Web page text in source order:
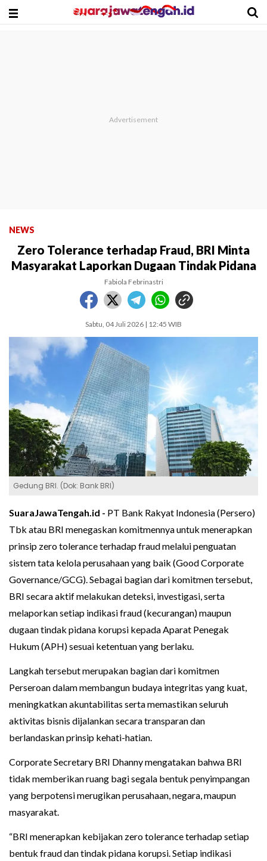
NEWS
Zero Tolerance terhadap Fraud, BRI Minta
Masyarakat Laporkan Dugaan Tindak Pidana
Fabiola Febrinastri
Sabtu, 04 Juli 2026 | 12:45 WIB
Gedung BRI. (Dok: Bank BRI)
SuaraJawaTengah.id - PT Bank Rakyat Indonesia (Persero)
Tbk atau BRI menegaskan komitmennya untuk menerapkan
prinsip zero tolerance terhadap fraud melalui penguatan
sistem tata kelola perusahaan yang baik (Good Corporate
Governance/GCG). Sebagai bagian dari komitmen tersebut,
BRI secara aktif melakukan deteksi, investigasi, serta
melaporkan setiap indikasi fraud (kecurangan) maupun
dugaan tindak pidana korupsi kepada Aparat Penegak
Hukum (APH) sesuai ketentuan yang berlaku.
Langkah tersebut merupakan bagian dari komitmen
Perseroan dalam membangun budaya integritas yang kuat,
meningkatkan akuntabilitas serta memastikan seluruh
aktivitas bisnis dijalankan secara transparan dan
berlandaskan prinsip kehati-hatian.
Corporate Secretary BRI Dhanny mengatakan bahwa BRI
tidak memberikan ruang bagi segala bentuk penyimpangan
yang berpotensi merugikan perusahaan, negara, maupun
masyarakat.
“BRI menerapkan kebijakan zero tolerance terhadap setiap
bentuk fraud dan tindak pidana korupsi. Setiap indikasi